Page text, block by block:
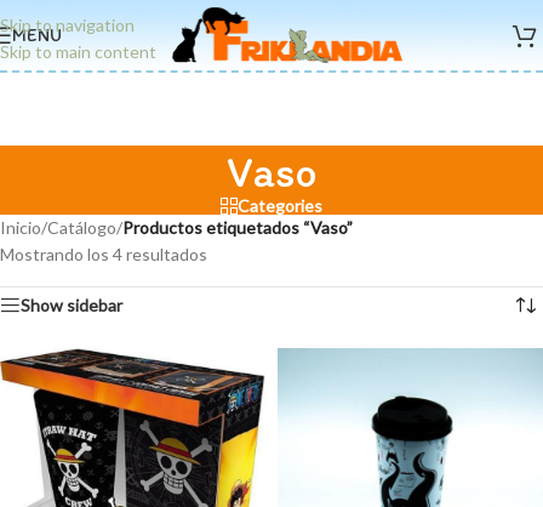
Skip to navigation
Skip to main content
MENU
Vaso
Categories
Inicio/Catálogo/Productos etiquetados “Vaso”
Mostrando los 4 resultados
Show sidebar